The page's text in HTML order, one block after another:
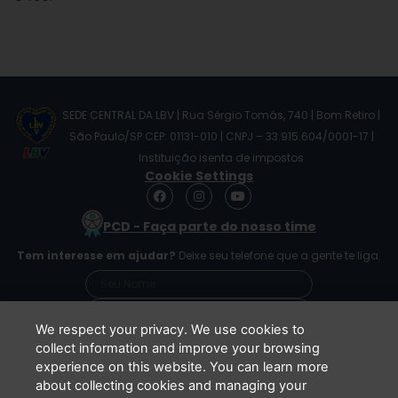
SEDE CENTRAL DA LBV | Rua Sérgio Tomás, 740 | Bom Retiro |
São Paulo/SP CEP: 01131-010 | CNPJ – 33.915.604/0001-17 |
Instituição isenta de impostos
Cookie Settings
F
a
e
o
o
I
n
s
t
g
r
m
Y
o
t
b
e
PCD - Faça parte do nosso time
Tem interesse em ajudar? Deixe seu telefone que a gente te liga.
Li e concordo que minhas informações serão
tratadas de acordo com oAviso de Privacidade
We respect your privacy. We use cookies to
collect information and improve your browsing
experience on this website. You can learn more
about collecting cookies and managing your